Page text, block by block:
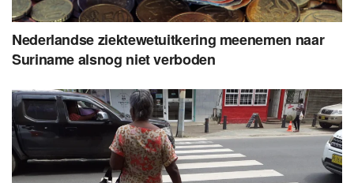
Nederlandse ziektewetuitkering meenemen naar
Suriname alsnog niet verboden